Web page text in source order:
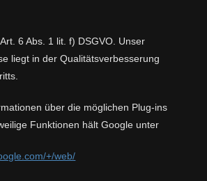
6 Abs. 1 lit. f) DSGVO. Unser
liegt in der Qualitätsverbesserung
über die möglichen Plug-ins
Funktionen hält Google unter
+/web/